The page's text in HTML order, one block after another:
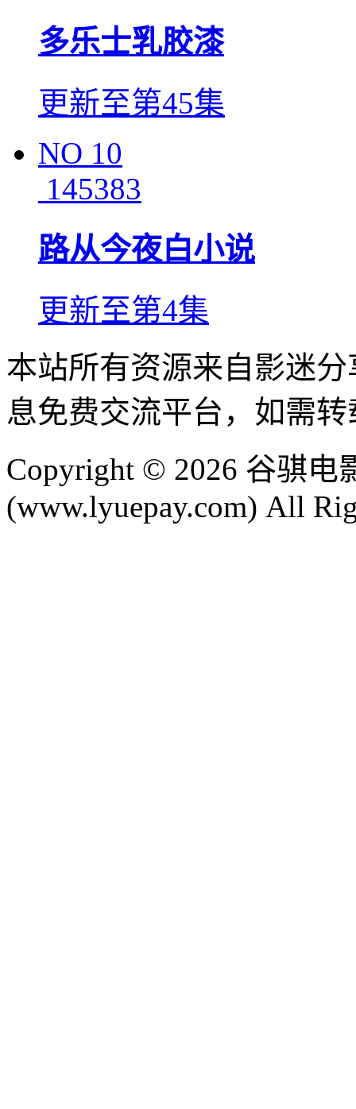
多乐士乳胶漆
更新至第45集
NO 10
145383
路从今夜白小说
更新至第4集
本站所有资源来自影迷
息免费交流平台，如需
Copyright © 2026 谷骐电
(www.lyuepay.com) All